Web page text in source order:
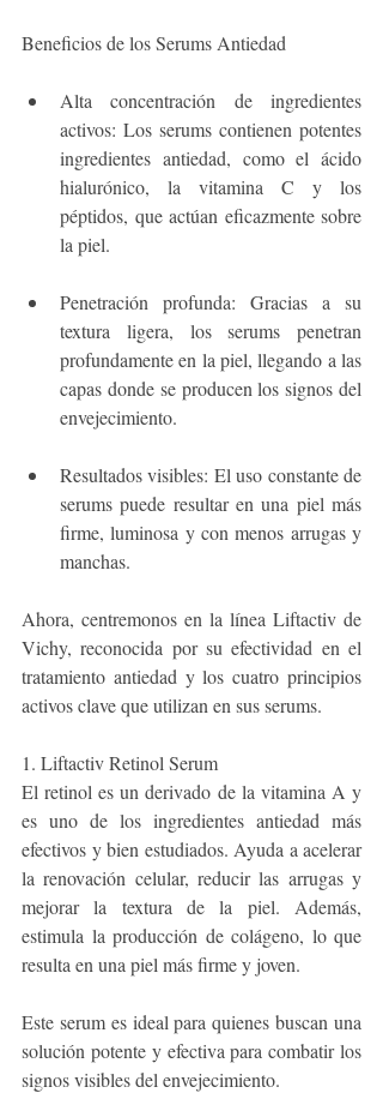
Beneficios de los Serums Antiedad
Alta concentración de ingredientes
activos: Los serums contienen potentes
ingredientes antiedad, como el ácido
hialurónico, la vitamina C y los
péptidos, que actúan eficazmente sobre
la piel.
Penetración profunda: Gracias a su
textura ligera, los serums penetran
profundamente en la piel, llegando a las
capas donde se producen los signos del
envejecimiento.
Resultados visibles: El uso constante de
serums puede resultar en una piel más
firme, luminosa y con menos arrugas y
manchas.
Ahora, centremonos en la línea Liftactiv de
Vichy, reconocida por su efectividad en el
tratamiento antiedad y los cuatro principios
activos clave que utilizan en sus serums.
1. Liftactiv Retinol Serum
El retinol es un derivado de la vitamina A y
es uno de los ingredientes antiedad más
efectivos y bien estudiados. Ayuda a acelerar
la renovación celular, reducir las arrugas y
mejorar la textura de la piel. Además,
estimula la producción de colágeno, lo que
resulta en una piel más firme y joven.
Este serum es ideal para quienes buscan una
solución potente y efectiva para combatir los
signos visibles del envejecimiento.